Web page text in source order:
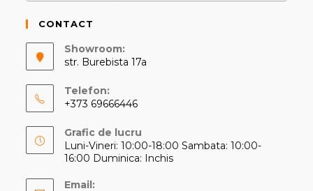
CONTACT
Showroom:
str. Burebista 17a
Telefon:
+373 69666446
in
your
Grafic de lucru
Luni-Vineri: 10:00-18:00 Sambata: 10:00-
16:00 Duminica: Inchis
Email: